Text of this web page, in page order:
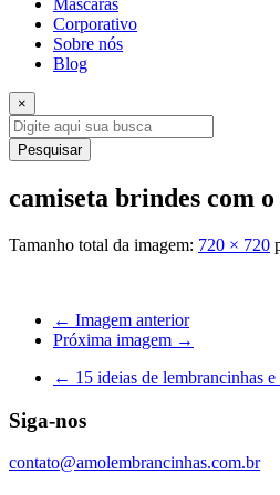
Máscaras
Corporativo
Sobre nós
Blog
×
Pesquisar
camiseta brindes com
Tamanho total da imagem: 720 × 720
← Imagem anterior
Próxima imagem →
← 15 ideias de lembrancinhas
Siga-nos
contato@amolembrancinhas.com.br